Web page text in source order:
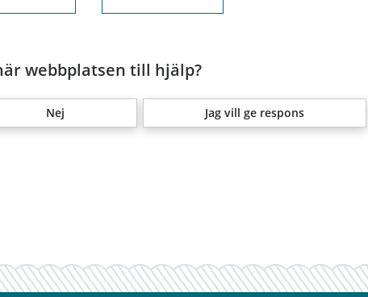
webbplatsen till hjälp?
Nej Jag vill ge respons